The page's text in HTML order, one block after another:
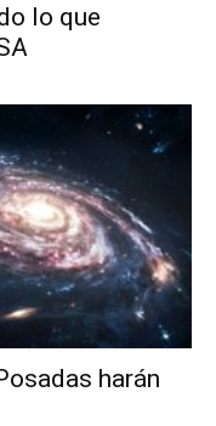
lo que
harán